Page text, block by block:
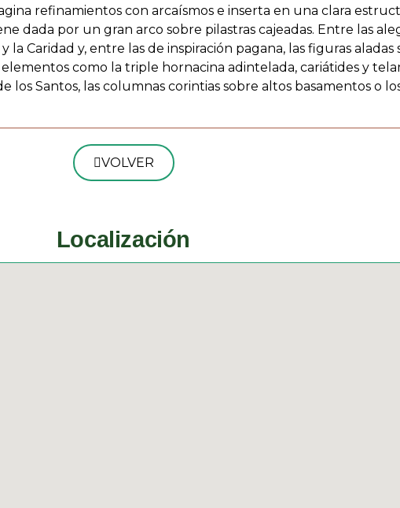
refinamientos con arcaísmos e inserta en una clara
dada por un gran arco sobre pilastras cajeadas. Entre las
Caridad y, entre las de inspiración pagana, las figuras
como la triple hornacina adintelada, cariátides y
los Santos, las columnas corintias sobre altos basamentos o
VOLVER
Localización